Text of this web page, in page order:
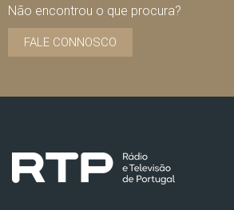
Não encontrou o que procura?
FALE CONNOSCO